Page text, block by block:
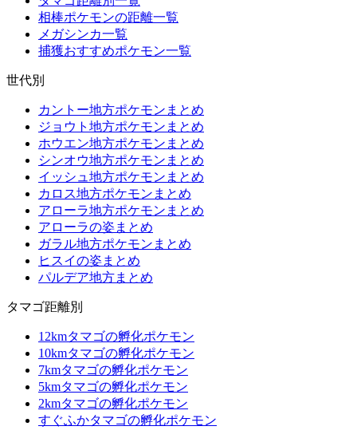
相棒ポケモンの距離一覧
メガシンカ一覧
捕獲おすすめポケモン一覧
世代別
カントー地方ポケモンまとめ
ジョウト地方ポケモンまとめ
ホウエン地方ポケモンまとめ
シンオウ地方ポケモンまとめ
イッシュ地方ポケモンまとめ
カロス地方ポケモンまとめ
アローラ地方ポケモンまとめ
アローラの姿まとめ
ガラル地方ポケモンまとめ
ヒスイの姿まとめ
パルデア地方まとめ
タマゴ距離別
12kmタマゴの孵化ポケモン
10kmタマゴの孵化ポケモン
7kmタマゴの孵化ポケモン
5kmタマゴの孵化ポケモン
2kmタマゴの孵化ポケモン
すぐふかタマゴの孵化ポケモン